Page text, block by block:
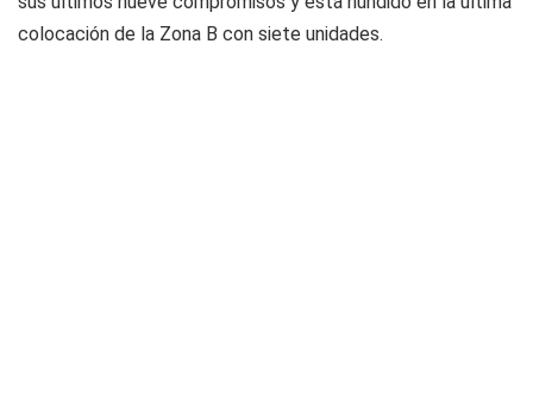
colocación de la Zona B con siete unidades.